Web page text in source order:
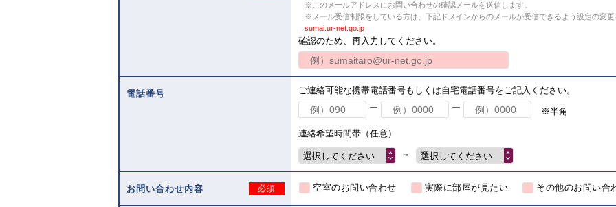
※このメールアドレスにお問い合わせの確認メールを送信します。
※メール受信制限をしている方は、下記ドメインからのメールが受信できるよう設定の変更
sumai.ur-net.go.jp
確認のため、再入力してください。
電話番号
ご連絡可能な携帯電話番号もしくは自宅電話番号をご記入ください。
ー
ー ※半角
連絡希望時間帯（任意）
選択してください ～ 選択してください
お問い合わせ内容 必須 空室のお問い合わせ 実際に部屋が見たい その他のお問い合